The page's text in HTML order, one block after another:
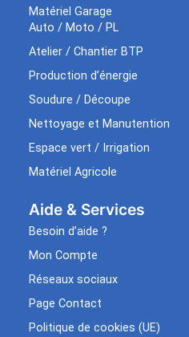
Matériel Garage
Auto / Moto / PL
Atelier / Chantier BTP
Production d’énergie
Soudure / Découpe
Nettoyage et Manutention
Espace vert / Irrigation
Matériel Agricole
Aide & Services​
Besoin d’aide ?
Mon Compte
Réseaux sociaux
Page Contact
Politique de cookies (UE)